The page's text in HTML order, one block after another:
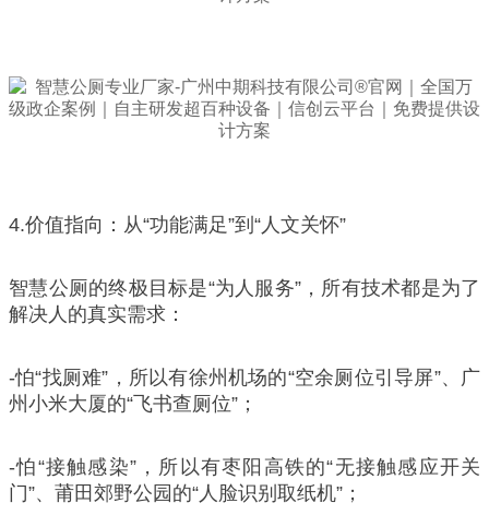
4.价值指向：从“功能满足”到“人文关怀”
智慧公厕的终极目标是“为人服务”，所有技术都是为了
解决人的真实需求：
-怕“找厕难”，所以有徐州机场的“空余厕位引导屏”、广
州小米大厦的“飞书查厕位”；
-怕“接触感染”，所以有枣阳高铁的“无接触感应开关
门”、莆田郊野公园的“人脸识别取纸机”；